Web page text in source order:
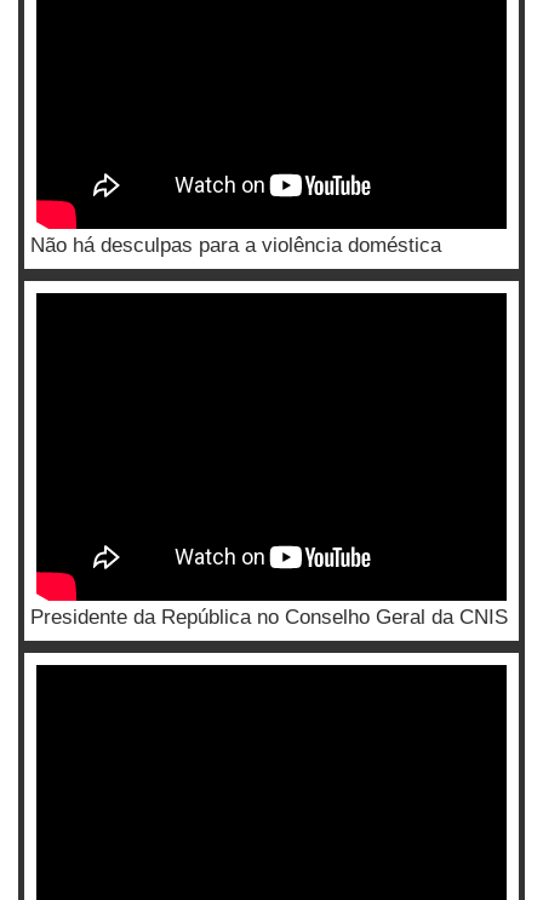
Não há desculpas para a violência doméstica
Presidente da República no Conselho Geral da CNIS